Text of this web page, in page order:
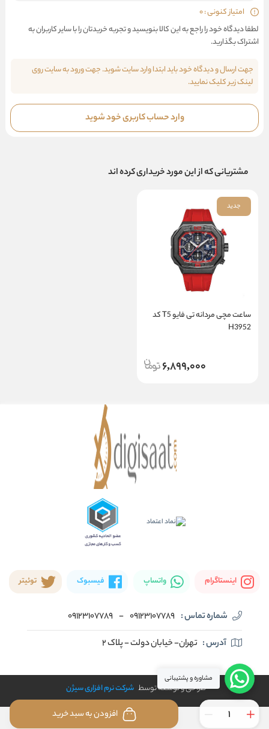
افزودن به سبد خرید
امتیاز کنونی : 0
لطفا دیدگاه خود را راجع به این کالا بنویسید و تجربه خریدتان را با سایر کاربران به
اشتراک بگذارید.
جهت ارسال و دیدگاه خود باید ابتدا وارد سایت شوید. جهت ورود به سایت روی
لینک زیر کلیک نمایید.
وارد حساب کاربری خود شوید
مشتریانی که از این مورد خریداری کرده اند
جدید
ساعت مچی مردانه تی فایو T5 کد
H3952
6,899,000
اینستاگرام واتساپ فیسبوک توئیتر
شماره تماس : 09123107789
-
09123107789
آدرس : تهران- خیابان دولت - پلاک ۲
طراحی و توسعه توسط شرکت نرم افزاری سیژن
مشاوره و پشتیبانی